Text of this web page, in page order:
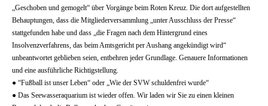
„Geschoben und gemogelt“ über Vorgänge beim Roten Kreuz. Die dort aufgestellten
Behauptungen, dass die Mitgliederversammlung „unter Ausschluss der Presse“
stattgefunden habe und dass „die Fragen nach dem Hintergrund eines
Insolvenzverfahrens, das beim Amtsgericht per Aushang angekündigt wird“
unbeantwortet geblieben seien, entbehren jeder Grundlage. Genauere Informationen
und eine ausführliche Richtigstellung.
● “Fußball ist unser Leben“ oder „Wie der SVW schuldenfrei wurde“
● Das Seewasseraquarium ist wieder offen. Wir laden wir Sie zu einen kleinen